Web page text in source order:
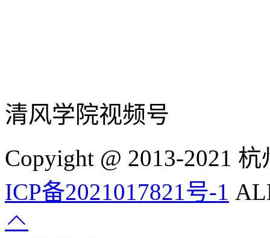
清风学院视频号
Copyight @ 2013-2021
ICP备2021017821号-1